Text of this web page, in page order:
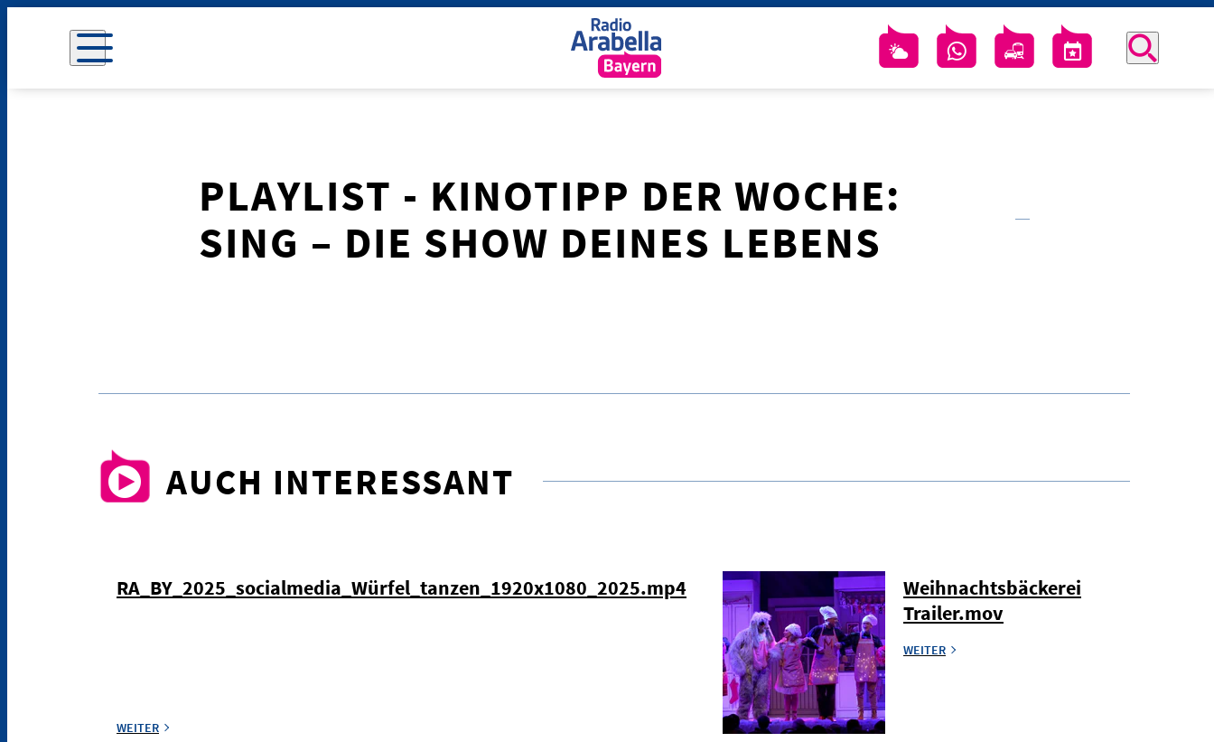
PLAYLIST - KINOTIPP DER WOCHE:
SING – DIE SHOW DEINES LEBENS
AUCH INTERESSANT
RA_BY_2025_socialmedia_Würfel_tanzen_1920x1080_2025.mp4
WEITER
Weihnachtsbäckerei
Trailer.mov
WEITER